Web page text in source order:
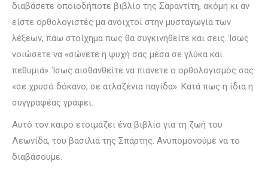
διαβάσετε οποιοδήποτε βιβλίο της Σαραντίτη, ακόμη κι αν
είστε ορθολογιστές μα ανοιχτοί στην μυσταγωγία των
λέξεων, πάω στοίχημα πως θα συγκινηθείτε και σεις. Ίσως
νοιώσετε να «σώνετε η ψυχή σας μέσα σε γλύκα και
πεθυμιά». Ίσως αισθανθείτε να πιάνετε ο ορθολογισμός σας
«σε χρυσό δόκανο, σε ατλαζένια παγίδα». Κατά πως η ίδια η
συγγραφέας γράφει.
Αυτό τον καιρό ετοιμάζει ένα βιβλίο για τη ζωή του
Λεωνίδα, του βασιλιά της Σπάρτης. Ανυπομονούμε να το
διαβάσουμε.